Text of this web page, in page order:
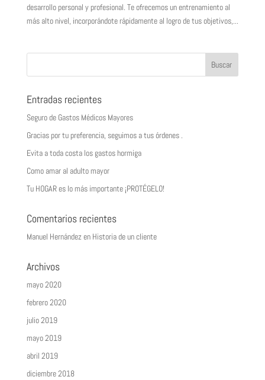
desarrollo personal y profesional. Te ofrecemos un entrenamiento al
más alto nivel, incorporándote rápidamente al logro de tus objetivos,...
Entradas recientes
Seguro de Gastos Médicos Mayores
Gracias por tu preferencia, seguimos a tus órdenes .
Evita a toda costa los gastos hormiga
Como amar al adulto mayor
Tu HOGAR es lo más importante ¡PROTÉGELO!
Comentarios recientes
Manuel Hernándezen Historia de un cliente
Archivos
mayo 2020
febrero 2020
julio 2019
mayo 2019
abril 2019
diciembre 2018